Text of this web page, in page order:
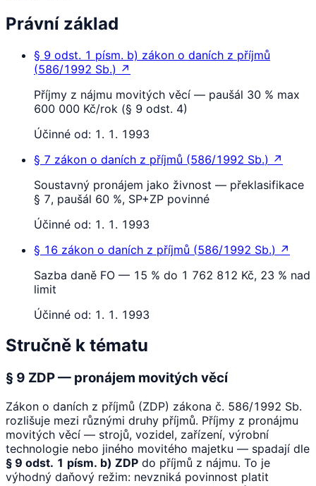
Právní základ
§ 9 odst. 1 písm. b) zákon o daních z příjmů
(586/1992 Sb.) ↗
Příjmy z nájmu movitých věcí — paušál 30 % max
600 000 Kč/rok (§ 9 odst. 4)
Účinné od: 1. 1. 1993
§ 7 zákon o daních z příjmů (586/1992 Sb.) ↗
Soustavný pronájem jako živnost — překlasifikace
§ 7, paušál 60 %, SP+ZP povinné
Účinné od: 1. 1. 1993
§ 16 zákon o daních z příjmů (586/1992 Sb.) ↗
Sazba daně FO — 15 % do 1 762 812 Kč, 23 % nad
limit
Účinné od: 1. 1. 1993
Stručně k tématu
§ 9 ZDP — pronájem movitých věcí
Zákon o daních z příjmů (ZDP) zákona č. 586/1992 Sb.
rozlišuje mezi různými druhy příjmů. Příjmy z pronájmu
movitých věcí — strojů, vozidel, zařízení, výrobní
technologie nebo jiného movitého majetku — spadají dle
§ 9 odst. 1 písm. b) ZDP do příjmů z nájmu. To je
výhodný daňový režim: nevzniká povinnost platit